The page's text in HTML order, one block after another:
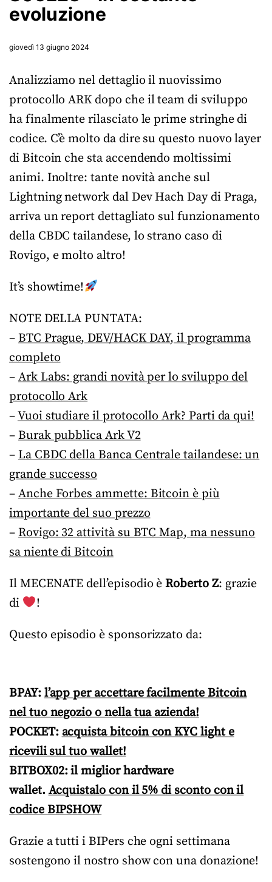
evoluzione
giovedì 13 giugno 2024
Analizziamo nel dettaglio il nuovissimo
protocollo ARK dopo che il team di sviluppo
ha finalmente rilasciato le prime stringhe di
codice. C’è molto da dire su questo nuovo layer
di Bitcoin che sta accendendo moltissimi
animi. Inoltre: tante novità anche sul
Lightning network dal Dev Hach Day di Praga,
arriva un report dettagliato sul funzionamento
della CBDC tailandese, lo strano caso di
Rovigo, e molto altro!
It’s showtime!
NOTE DELLA PUNTATA:
– BTC Prague, DEV/HACK DAY, il programma
completo
– Ark Labs: grandi novità per lo sviluppo del
protocollo Ark
–Vuoi studiare il protocollo Ark? Parti da qui!
– Burak pubblica Ark V2
– La CBDC della Banca Centrale tailandese: un
grande successo
– Anche Forbes ammette: Bitcoin è più
importante del suo prezzo
– Rovigo: 32 attività su BTC Map, ma nessuno
sa niente di Bitcoin
Il MECENATE dell’episodio èRoberto Z: grazie
di
!
Questo episodio è sponsorizzato da:
BPAY:l’app per accettare facilmente Bitcoin
nel tuo negozio o nella tua azienda!
POCKET:acquista bitcoin con KYC light e
ricevili sul tuo wallet!
BITBOX02: il miglior hardware
wallet.Acquistalo con il 5% di sconto con il
codice BIPSHOW
Grazie a tutti i BIPers che ogni settimana
sostengono il nostro show con una donazione!